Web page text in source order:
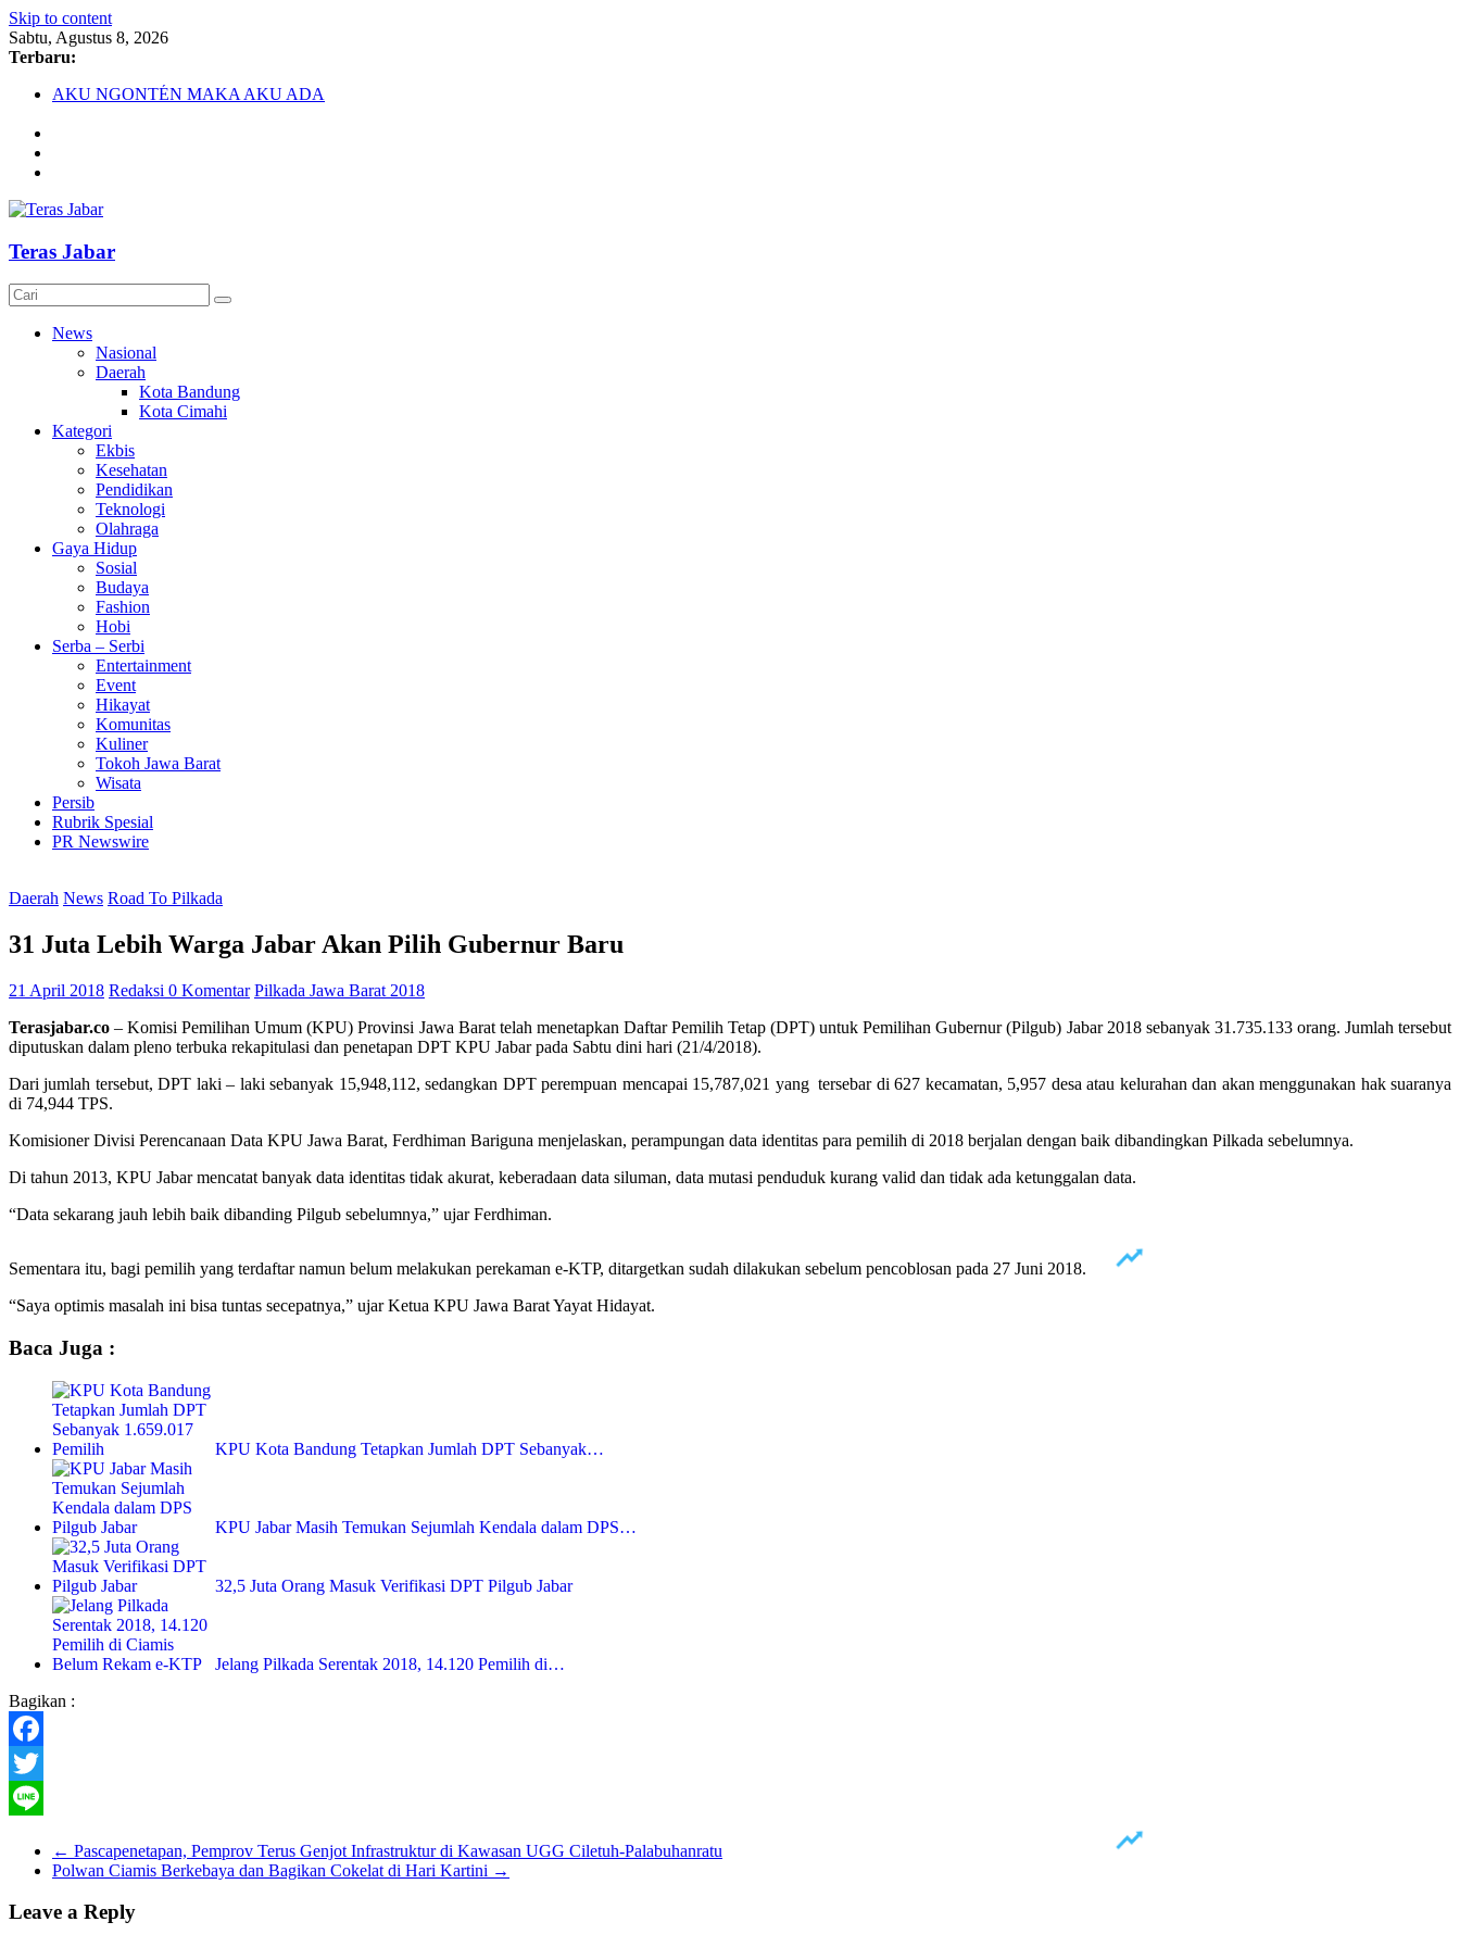
Skip to content
Sabtu, Agustus 8, 2026
Terbaru:
AKU NGONTÉN MAKA AKU ADA
Teras Jabar
News
Nasional
Daerah
Kota Bandung
Kota Cimahi
Kategori
Ekbis
Kesehatan
Pendidikan
Teknologi
Olahraga
Gaya Hidup
Sosial
Budaya
Fashion
Hobi
Serba – Serbi
Entertainment
Event
Hikayat
Komunitas
Kuliner
Tokoh Jawa Barat
Wisata
Persib
Rubrik Spesial
PR Newswire
Daerah News Road To Pilkada
31 Juta Lebih Warga Jabar Akan Pilih Gubernur Baru
21 April 2018 Redaksi 0 Komentar Pilkada Jawa Barat 2018
Terasjabar.co – Komisi Pemilihan Umum (KPU) Provinsi Jawa Barat telah menetapkan Daftar Pemilih Tetap (DPT) untuk Pemilihan Gubernur (Pilgub) Jabar 2018 sebanyak 31.735.133 orang. Jumlah tersebut
diputuskan dalam pleno terbuka rekapitulasi dan penetapan DPT KPU Jabar pada Sabtu dini hari (21/4/2018).
Dari jumlah tersebut, DPT laki – laki sebanyak 15,948,112, sedangkan DPT perempuan mencapai 15,787,021 yang tersebar di 627 kecamatan, 5,957 desa atau kelurahan dan akan menggunakan hak suaranya
di 74,944 TPS.
Komisioner Divisi Perencanaan Data KPU Jawa Barat, Ferdhiman Bariguna menjelaskan, perampungan data identitas para pemilih di 2018 berjalan dengan baik dibandingkan Pilkada sebelumnya.
Di tahun 2013, KPU Jabar mencatat banyak data identitas tidak akurat, keberadaan data siluman, data mutasi penduduk kurang valid dan tidak ada ketunggalan data.
“Data sekarang jauh lebih baik dibanding Pilgub sebelumnya,” ujar Ferdhiman.
Sementara itu, bagi pemilih yang terdaftar namun belum melakukan perekaman e-KTP, ditargetkan sudah dilakukan sebelum pencoblosan pada 27 Juni 2018.
“Saya optimis masalah ini bisa tuntas secepatnya,” ujar Ketua KPU Jawa Barat Yayat Hidayat.
Baca Juga :
KPU Kota Bandung Tetapkan Jumlah DPT Sebanyak…
KPU Jabar Masih Temukan Sejumlah Kendala dalam DPS…
32,5 Juta Orang Masuk Verifikasi DPT Pilgub Jabar
Jelang Pilkada Serentak 2018, 14.120 Pemilih di…
Bagikan :
Facebook
Twitter
← Pascapenetapan, Pemprov Terus Genjot Infrastruktur di Kawasan UGG Ciletuh-Palabuhanratu
Polwan Ciamis Berkebaya dan Bagikan Cokelat di Hari Kartini →
Leave a Reply